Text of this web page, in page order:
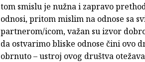
tom smislu je nužna i zapravo
odnosi, pritom mislim na odnose sa
partnerom/icom, važan su izvor
da ostvarimo bliske odnose čini ovo
obrnuto – ustroj ovog društva